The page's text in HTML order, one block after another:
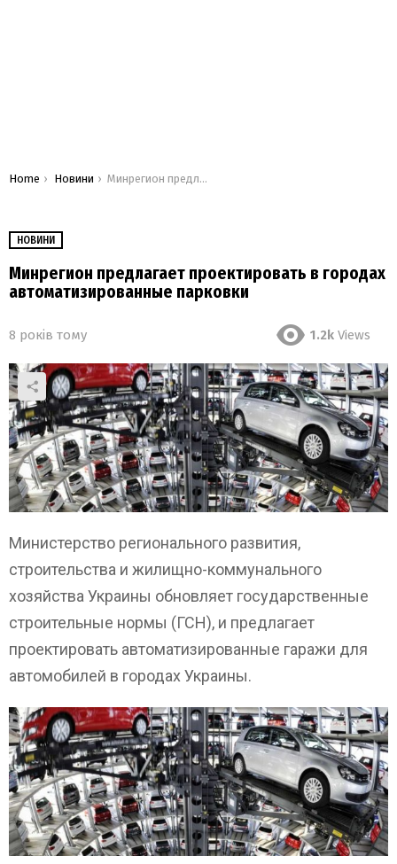
You are here:
Home Новини Минрегион предлагает проектировать в городах автоматизированные парковки
НОВИНИ
Минрегион предлагает проектировать в городах
автоматизированные парковки
8 років тому 1.2k Views
Министерство регионального развития,
строительства и жилищно-коммунального
хозяйства Украины обновляет государственные
строительные нормы (ГСН), и предлагает
проектировать автоматизированные гаражи для
автомобилей в городах Украины.